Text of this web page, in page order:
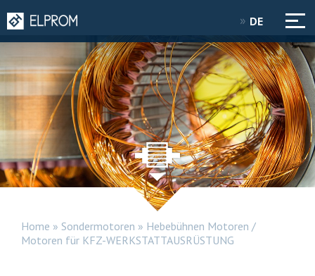
DE
Home » Sondermotoren » Hebebühnen Motoren /
Motoren für KFZ-WERKSTATTAUSRÜSTUNG